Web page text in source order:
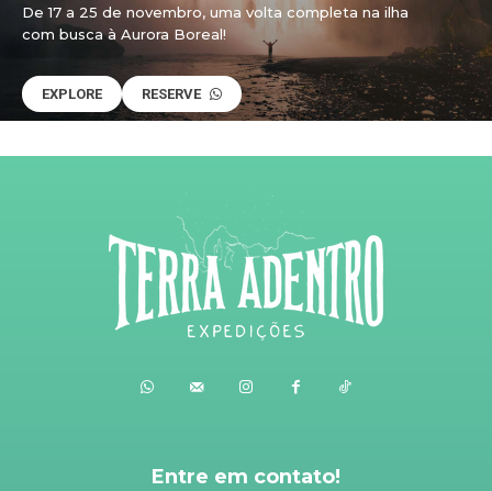
De 17 a 25 de novembro, uma volta completa na ilha
com busca à Aurora Boreal!
EXPLORE RESERVE
Entre em contato!